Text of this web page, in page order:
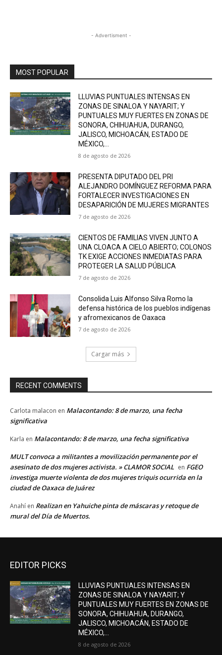
- Advertisment -
MOST POPULAR
LLUVIAS PUNTUALES INTENSAS EN
ZONAS DE SINALOA Y NAYARIT; Y
PUNTUALES MUY FUERTES EN ZONAS DE
SONORA, CHIHUAHUA, DURANGO,
JALISCO, MICHOACÁN, ESTADO DE
MÉXICO,...
8 de agosto de 2026
PRESENTA DIPUTADO DEL PRI
ALEJANDRO DOMÍNGUEZ REFORMA PARA
FORTALECER INVESTIGACIONES EN
DESAPARICIÓN DE MUJERES MIGRANTES
7 de agosto de 2026
CIENTOS DE FAMILIAS VIVEN JUNTO A
UNA CLOACA A CIELO ABIERTO; COLONOS
TK EXIGE ACCIONES INMEDIATAS PARA
PROTEGER LA SALUD PÚBLICA
7 de agosto de 2026
Consolida Luis Alfonso Silva Romo la
defensa histórica de los pueblos indígenas
y afromexicanos de Oaxaca
7 de agosto de 2026
Cargar más
RECENT COMMENTS
Carlota malacon en Malacontando: 8 de marzo, una fecha
significativa
Karla en Malacontando: 8 de marzo, una fecha significativa
MULT convoca a militantes a movilización permanente por el
asesinato de dos mujeres activista. » CLAMOR SOCIAL en FGEO
investiga muerte violenta de dos mujeres triquis ocurrida en la
ciudad de Oaxaca de Juárez
Anahí en Realizan en Yahuiche pinta de máscaras y retoque de
mural del Día de Muertos.
EDITOR PICKS
LLUVIAS PUNTUALES INTENSAS EN
ZONAS DE SINALOA Y NAYARIT; Y
PUNTUALES MUY FUERTES EN ZONAS DE
SONORA, CHIHUAHUA, DURANGO,
JALISCO, MICHOACÁN, ESTADO DE
MÉXICO,...
8 de agosto de 2026